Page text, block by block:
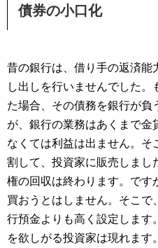
債券の小口化
昔の銀行は、借り手の返済能
し出しを行いませんでした
た場合、その債務を銀行が負
が、銀行の業務はあくまで金
なくては利益は出ません。そ
割して、投資家に販売しまし
権の回収は終わります。です
買おうとはしません。そこで
行預金よりも高く設定します
を欲しがる投資家は現れます